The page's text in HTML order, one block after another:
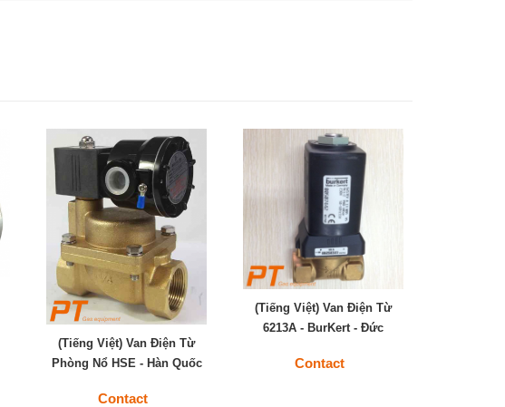
(Tiếng Việt) Van Điện Từ
Phòng Nổ HSE - Hàn Quốc
Contact
(Tiếng Việt) Van Điện Từ
6213A - BurKert - Đức
Contact